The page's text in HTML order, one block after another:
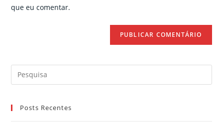
que eu comentar.
Search
for:
Posts Recentes